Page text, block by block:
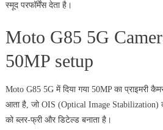
स्मूद परफॉर्मेंस देता है।
Moto G85 5G
50MP setup
Moto G85 5G में दिया गया 50MP का प्राइमरी
आता है, जो OIS (Optical Image Stabilization)
को ब्लर-फ्री और डिटेल्ड बनाता है।